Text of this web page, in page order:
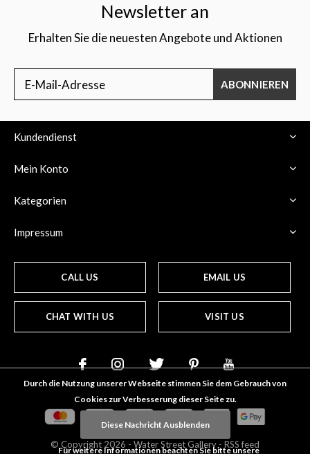
Newsletter an
Erhalten Sie die neuesten Angebote und Aktionen
ABONNIEREN
Kundendienst
Mein Konto
Kategorien
Impressum
CALL US EMAIL US
CHAT WITH US VISIT US
© Copyright 2026 - Water Street Gallery- RSS feed
Durch die Nutzung unserer Webseite stimmen Sie dem Gebrauch von
Cookies zur Verbesserung dieser Seite zu.
Diese Nachricht Ausblenden
Für weitere Informationen beachten Sie bitte unsere